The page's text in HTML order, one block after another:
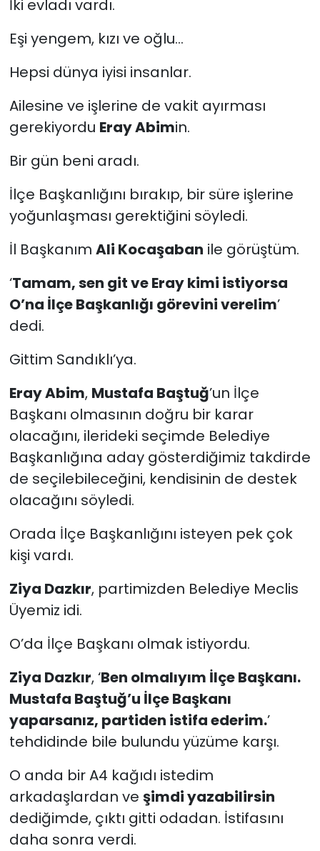
İki evladı vardı.
Eşi yengem, kızı ve oğlu...
Hepsi dünya iyisi insanlar.
Ailesine ve işlerine de vakit ayırması
gerekiyordu Eray Abimin.
Bir gün beni aradı.
İlçe Başkanlığını bırakıp, bir süre işlerine
yoğunlaşması gerektiğini söyledi.
İl Başkanım Ali Kocaşaban ile görüştüm.
‘Tamam, sen git ve Eray kimi istiyorsa
O’na İlçe Başkanlığı görevini verelim’
dedi.
Gittim Sandıklı’ya.
Eray Abim, Mustafa Baştuğ’un İlçe
Başkanı olmasının doğru bir karar
olacağını, ilerideki seçimde Belediye
Başkanlığına aday gösterdiğimiz takdirde
de seçilebileceğini, kendisinin de destek
olacağını söyledi.
Orada İlçe Başkanlığını isteyen pek çok
kişi vardı.
Ziya Dazkır, partimizden Belediye Meclis
Üyemiz idi.
O’da İlçe Başkanı olmak istiyordu.
Ziya Dazkır, ‘Ben olmalıyım İlçe Başkanı.
Mustafa Baştuğ’u İlçe Başkanı
yaparsanız, partiden istifa ederim.’
tehdidinde bile bulundu yüzüme karşı.
O anda bir A4 kağıdı istedim
arkadaşlardan ve şimdi yazabilirsin
dediğimde, çıktı gitti odadan. İstifasını
daha sonra verdi.